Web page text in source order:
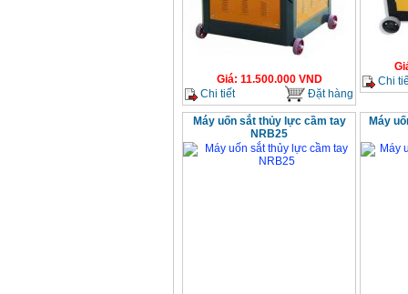
Giá: 11.500.000VND
Chi tiết
Đặt hàng
Chi
Máy uốn sắt thủy lực cầm tay
NRB25
Máy